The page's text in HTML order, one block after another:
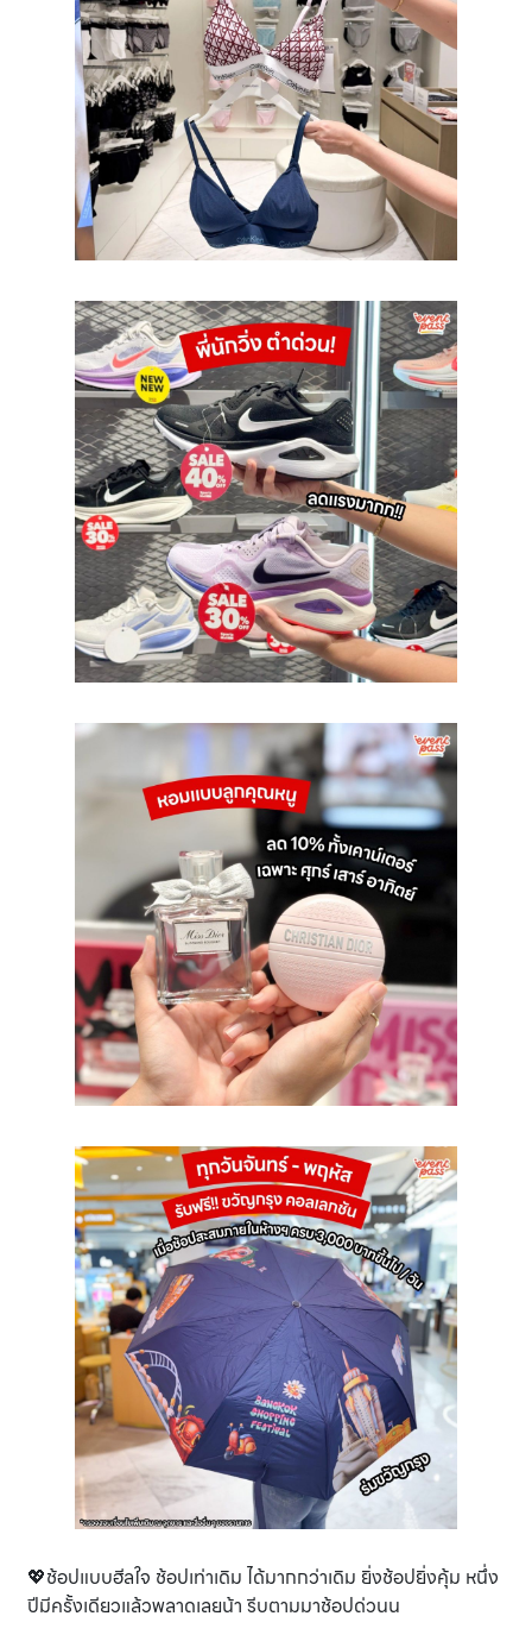
💖ช้อปแบบฮีลใจ ช้อปเท่าเดิม ได้มากกว่าเดิม ยิ่งช้อปยิ่งคุ้ม หนึ่ง
ปีมีครั้งเดียวแล้วพลาดเลยน้า รีบตามมาช้อปด่วนน